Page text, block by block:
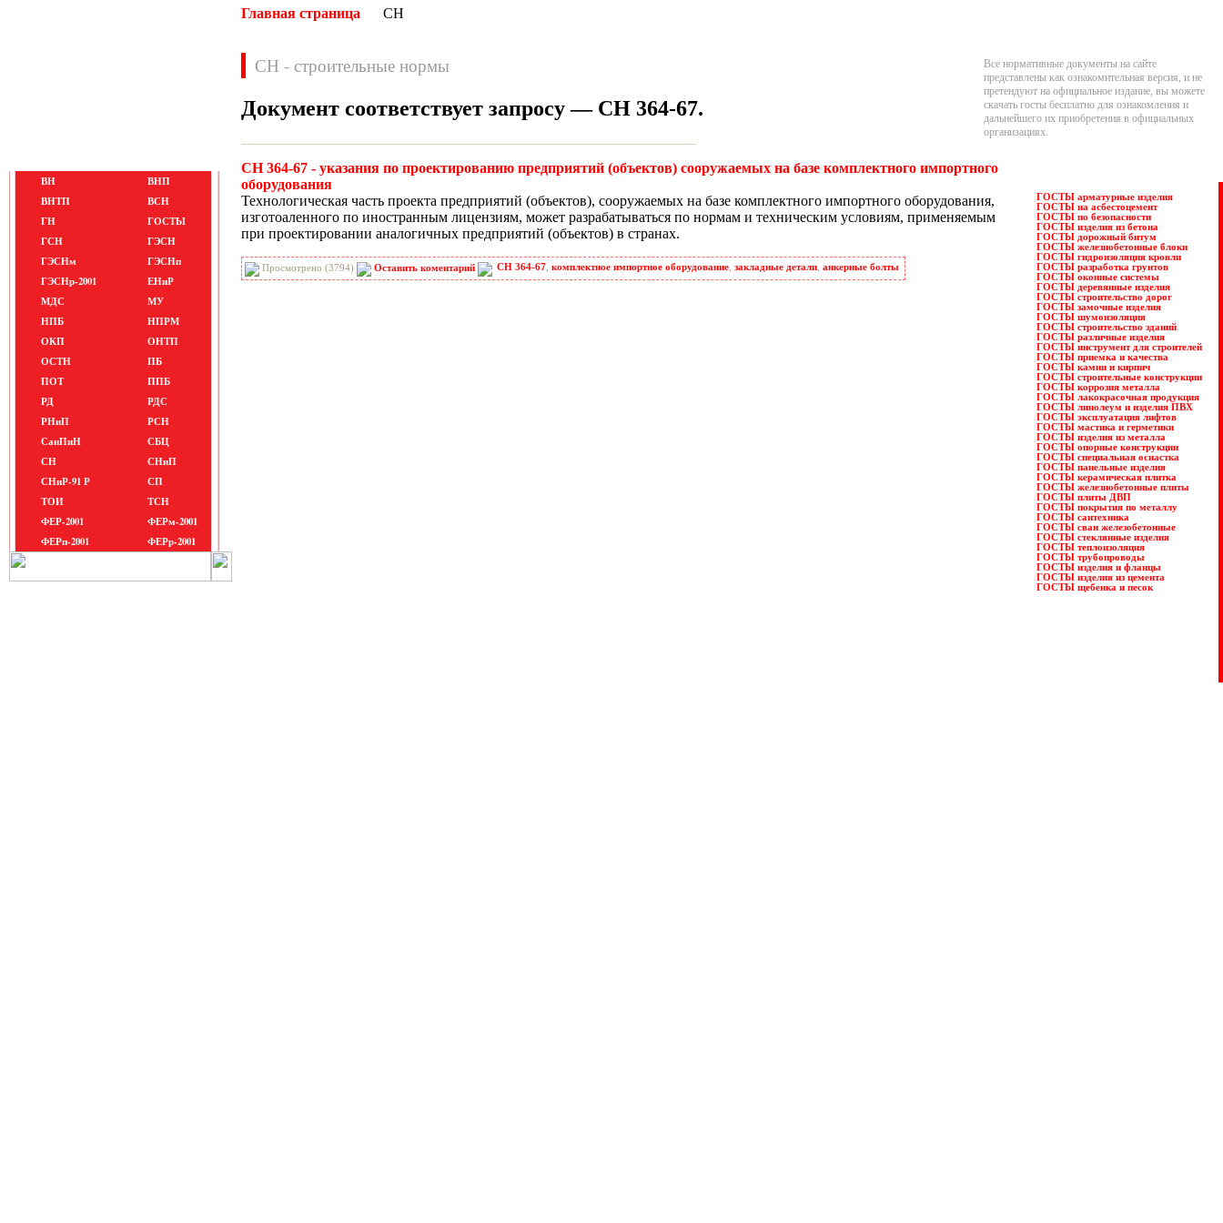
Все нормативные документы на сайте
представлены как ознакомительная версия, и не
претендуют на официальное издание, вы можете
скачать госты бесплатно для ознакомления и
дальнейшего их приобретения в официальных
организациях.
ГОСТЫ арматурные изделия
ГОСТЫ на асбестоцемент
ГОСТЫ по безопасности
ГОСТЫ изделия из бетона
ГОСТЫ дорожный битум
ГОСТЫ железнобетонные блоки
ГОСТЫ гидроизоляция кровли
ГОСТЫ разработка грунтов
ГОСТЫ оконные системы
ГОСТЫ деревянные изделия
ГОСТЫ строительство дорог
ГОСТЫ замочные изделия
ГОСТЫ шумоизоляция
ГОСТЫ строительство зданий
ГОСТЫ различные изделия
ГОСТЫ инструмент для строителей
ГОСТЫ приемка и качества
ГОСТЫ камни и кирпич
ГОСТЫ строительные конструкции
ГОСТЫ коррозия металла
ГОСТЫ лакокрасочная продукция
ГОСТЫ линолеум и изделия ПВХ
ГОСТЫ эксплуатация лифтов
ГОСТЫ мастика и герметики
ГОСТЫ изделия из металла
ГОСТЫ опорные конструкции
ГОСТЫ специальная оснастка
ГОСТЫ панельные изделия
ГОСТЫ керамическая плитка
ГОСТЫ железнобетонные плиты
ГОСТЫ плиты ДВП
ГОСТЫ покрытия по металлу
ГОСТЫ сантехника
ГОСТЫ сваи железобетонные
ГОСТЫ стеклянные изделия
ГОСТЫ теплоизоляция
ГОСТЫ трубопроводы
ГОСТЫ изделия и фланцы
ГОСТЫ изделия из цемента
ГОСТЫ щебенка и песок
Главная страница СН
СН - строительные нормы
Документ соответствует запросу — СН 364-67.
СН 364-67 - указания по проектированию предприятий (объектов) сооружаемых на базе комплектного импортного
оборудования
Тех­но­ло­ги­че­ская часть про­ек­та пред­при­ятий (объ­ек­тов), со­ору­жа­емых на ба­зе ком­плект­но­го им­порт­но­го обо­ру­до­ва­ния,
из­го­то­ален­но­го по ино­стран­ным ли­цен­зи­ям, мо­жет раз­ра­ба­ты­ва­ть­ся по нор­мам и тех­ни­че­ским усло­ви­ям, при­ме­ня­емым
при про­ек­ти­ро­ва­нии ана­ло­гич­ных пред­при­ятий (объ­ек­тов) в стра­нах.
Просмотрено (3794) Оставить коментарий СН 364-67 комплектное импортное оборудование за­клад­ные де­та­ли ан­кер­ные бол­ты
ВН
ВНП
ВНТП
ВСН
ГН
ГОСТЫ
ГСН
ГЭСН
ГЭСНм
ГЭСНп
ГЭСНр-2001
ЕНиР
МДС
МУ
НПБ
НПРМ
ОКП
ОНТП
ОСТН
ПБ
ПОТ
ППБ
РД
РДС
РНиП
РСН
СанПиН
СБЦ
СН
СНиП
СНиР-91 Р
СП
ТОИ
ТСН
ФЕР-2001
ФЕРм-2001
ФЕРп-2001
ФЕРр-2001